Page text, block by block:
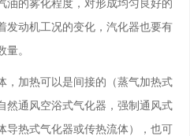
油的雾化程度，对形成均匀良好的
发动机工况的变化，汽化器也要有
。
，加热可以是间接的（蒸气加热式
然通风空浴式气化器，强制通风式
导热式气化器或传热流体），也可